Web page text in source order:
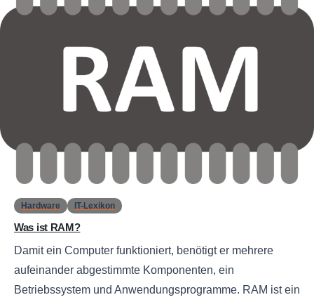
Hardware IT-Lexikon
Was ist RAM?
Damit ein Computer funktioniert, benötigt er mehrere
aufeinander abgestimmte Komponenten, ein
Betriebssystem und Anwendungsprogramme. RAM ist ein